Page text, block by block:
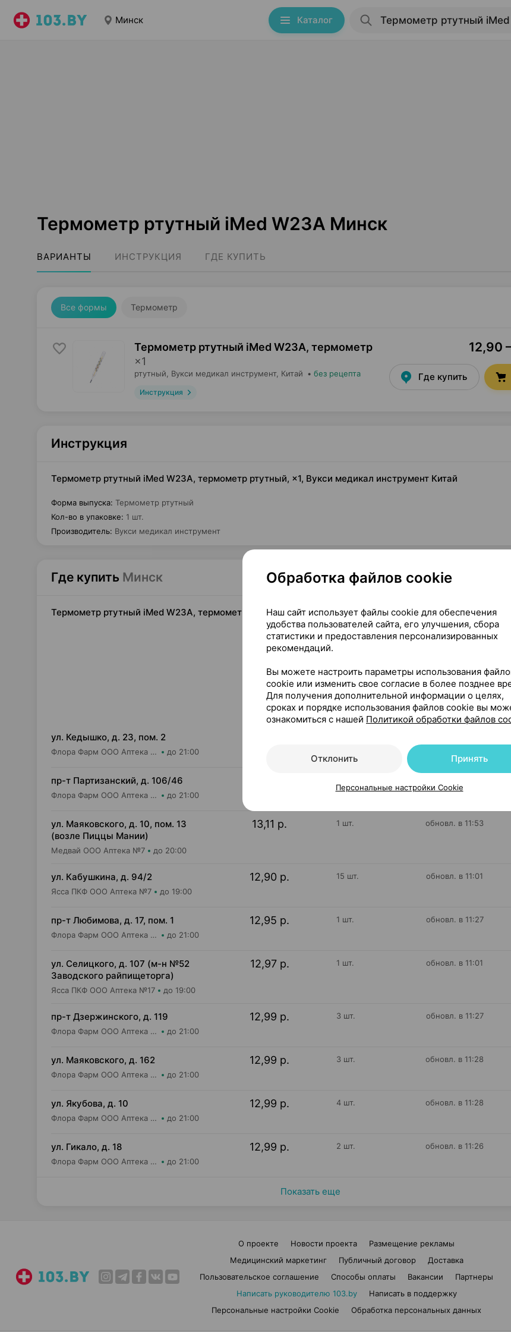
Минск Каталог
Термометр ртутный iMed W23A Минск
ВАРИАНТЫ ИНСТРУКЦИЯ ГДЕ КУПИТЬ
Все формы Термометр
Термометр ртутный iMed W23A, термометр
×1
ртутный, Вукси медикал инструмент, Китай • без рецепта
Инструкция
12,90
Где купить
Инструкция
Термометр ртутный iMed W23A, термометр ртутный, ×1, Вукси медикал инструмент Китай
Форма выпуска: Термометр ртутный
Кол-во в упаковке: 1 шт.
Производитель: Вукси медикал инструмент
Где купить Минск
Термометр ртутный iMed W23A, термометр ртутный, ×1, Вукси медикал инструмент Китай
На карте
423
ул. Кедышко, д. 23, пом. 2
Флора Фарм ООО Аптека №21 до 21:00
пр-т Партизанский, д. 106/46
Флора Фарм ООО Аптека №20 до 21:00
ул. Маяковского, д. 10, пом. 13
(возле Пиццы Мании)
Медвай ООО Аптека №7 до 20:00
13,11 р. 1 шт. обновл. в 11:53
ул. Кабушкина, д. 94/2
Ясса ПКФ ООО Аптека №7 до 19:00
12,90 р. 15 шт. обновл. в 11:01
пр-т Любимова, д. 17, пом. 1
Флора Фарм ООО Аптека №15 до 21:00
12,95 р. 1 шт. обновл. в 11:27
ул. Селицкого, д. 107 (м-н №52
Заводского райпищеторга)
Ясса ПКФ ООО Аптека №17 до 19:00
12,97 р. 1 шт. обновл. в 11:01
пр-т Дзержинского, д. 119
Флора Фарм ООО Аптека №10 до 21:00
12,99 р. 3 шт. обновл. в 11:27
ул. Маяковского, д. 162
Флора Фарм ООО Аптека №11 до 21:00
12,99 р. 3 шт. обновл. в 11:28
ул. Якубова, д. 10
Флора Фарм ООО Аптека №13 до 21:00
12,99 р. 4 шт. обновл. в 11:28
ул. Гикало, д. 18
Флора Фарм ООО Аптека №7 до 21:00
12,99 р. 2 шт. обновл. в 11:26
Показать еще
О проекте Новости проекта
Размещение рекламы
Медицинский маркетинг
Публичный договор
Доставка
Пользовательское соглашение
Способы оплаты Вакансии
Партнеры
Написать руководителю 103.by
Написать в поддержку
Персональные настройки Cookie
Обработка персональных данных
Обработка файлов cookie
Наш сайт использует файлы cookie для обеспечения
удобства пользователей сайта, его улучшения, сбора
статистики и предоставления персонализированных
рекомендаций.
Вы можете настроить параметры использования
cookie или изменить свое согласие в более позднее
Для получения дополнительной информации о целях,
сроках и порядке использования файлов cookie вы
ознакомиться с нашей Политикой обработки файлов
Отклонить Принять
Персональные настройки Cookie